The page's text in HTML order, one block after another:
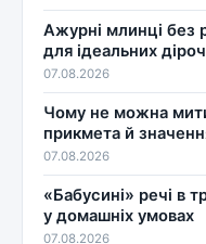
Ажурні млинці без
для ідеальних
07.08.2026
Чому не можна
прикмета й
07.08.2026
«Бабусині» речі в
у домашніх умовах
07.08.2026